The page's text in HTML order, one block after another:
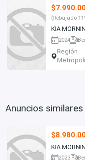
(Rebajado
KIA
2024
76952 km
Región
Anuncios
KIA
2023